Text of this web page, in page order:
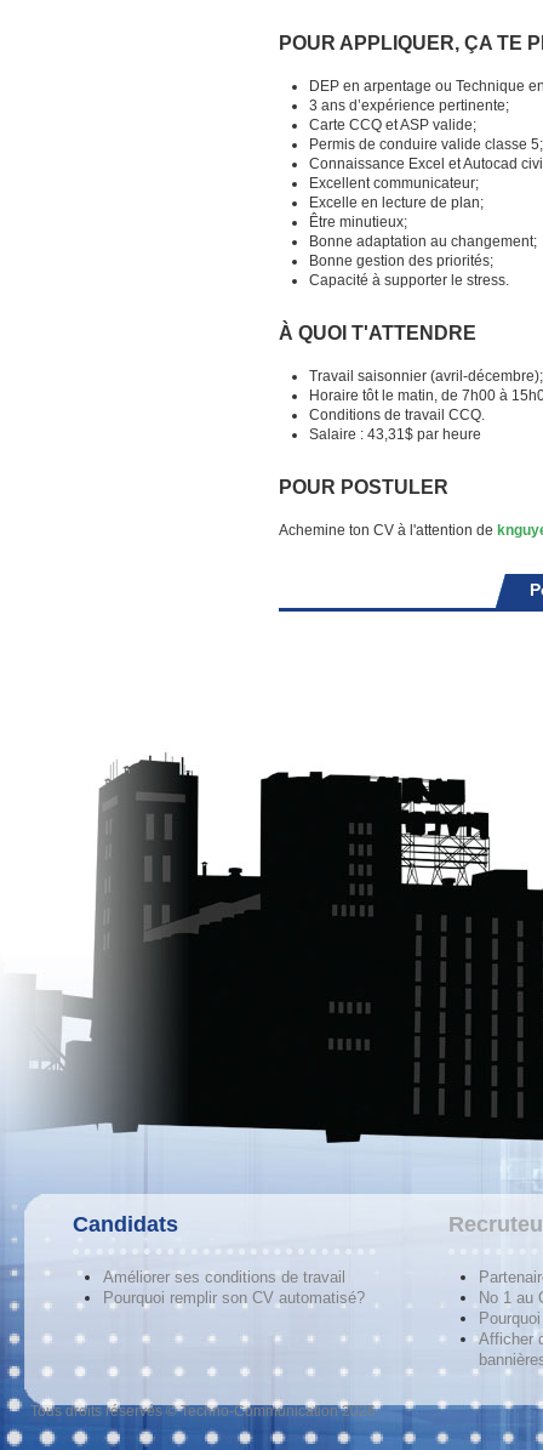
POUR APPLIQUER, ÇA TE
DEP en arpentage ou Technique
3 ans d’expérience pertinente;
Carte CCQ et ASP valide;
Permis de conduire valide classe 5;
Connaissance Excel et Autocad
Excellent communicateur;
Excelle en lecture de plan;
Être minutieux;
Bonne adaptation au changement;
Bonne gestion des priorités;
Capacité à supporter le stress.
À QUOI T'ATTENDRE
Travail saisonnier (avril-décembre);
Horaire tôt le matin, de 7h00 à
Conditions de travail CCQ.
Salaire : 43,31$ par heure
POUR POSTULER
Achemine ton CV à l'attention de
Candidats
Améliorer ses conditions de travail
Pourquoi remplir son CV automatisé?
No 1 au
Afficher
Tous droits réservés © Techno-Communication 2026